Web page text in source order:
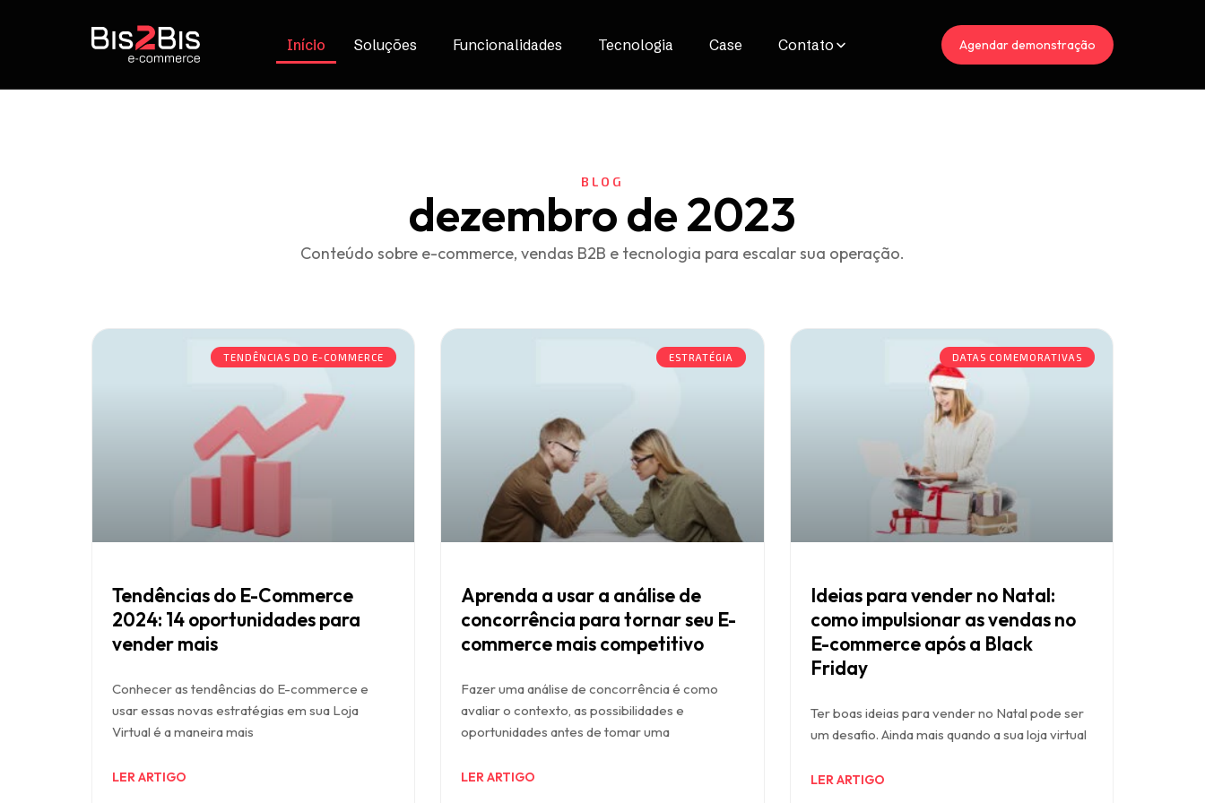
Início Soluções Funcionalidades Tecnologia Case Contato Agendar demonstração
BLOG
dezembro de 2023
Conteúdo sobre e-commerce, vendas B2B e tecnologia para escalar sua operação.
TENDÊNCIAS DO E-COMMERCE
Tendências do E-Commerce
2024: 14 oportunidades para
vender mais
Conhecer as tendências do E-commerce e
usar essas novas estratégias em sua Loja
Virtual é a maneira mais
LER ARTIGO
ESTRATÉGIA
Aprenda a usar a análise de
concorrência para tornar seu E-
commerce mais competitivo
Fazer uma análise de concorrência é como
avaliar o contexto, as possibilidades e
oportunidades antes de tomar uma
LER ARTIGO
DATAS COMEMORATIVAS
Ideias para vender no Natal:
como impulsionar as vendas no
E-commerce após a Black
Friday
Ter boas ideias para vender no Natal pode ser
um desafio. Ainda mais quando a sua loja virtual
LER ARTIGO